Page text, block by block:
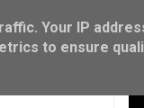
Your IP
to ensure